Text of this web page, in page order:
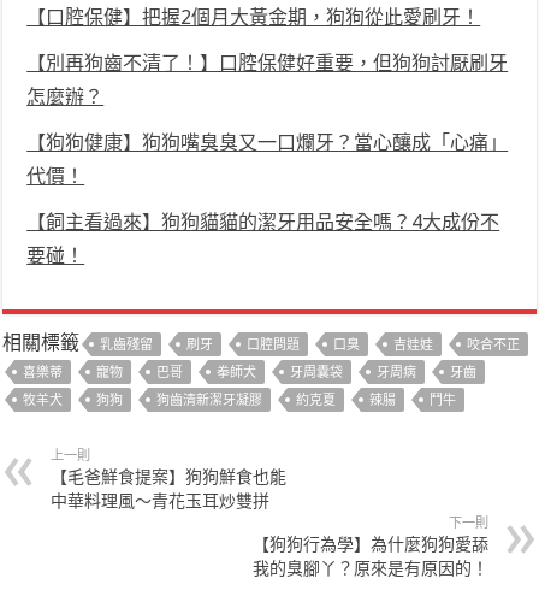
【口腔保健】把握2個月大黃金期，狗狗從此愛刷牙！
【別再狗齒不清了！】口腔保健好重要，但狗狗討厭刷牙
怎麼辦？
【狗狗健康】狗狗嘴臭臭又一口爛牙？當心釀成「心痛」
代價！
【飼主看過來】狗狗貓貓的潔牙用品安全嗎？4大成份不
要碰！
相關標籤 乳齒殘留 刷牙 口腔問題 口臭 吉娃娃
咬合不正
喜樂蒂
寵物 巴哥 拳師犬 牙周囊袋 牙周病
牙齒
牧羊犬
狗狗 狗齒清新潔牙凝膠 約克夏 辣腸 鬥牛
上一則
【毛爸鮮食提案】狗狗鮮食也能
中華料理風～青花玉耳炒雙拼
下一則
【狗狗行為學】為什麼狗狗愛舔
我的臭腳丫？原來是有原因的！